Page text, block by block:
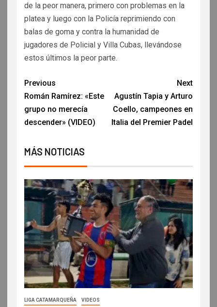
de la peor manera, primero con problemas en la
platea y luego con la Policía reprimiendo con
balas de goma y contra la humanidad de
jugadores de Policial y Villa Cubas, llevándose
estos últimos la peor parte.
Previous
Román Ramírez: «Este
grupo no merecía
descender» (VIDEO)
Next
Agustín Tapia y Arturo
Coello, campeones en
Italia del Premier Padel
MÁS NOTICIAS
LIGA CATAMARQUEÑA VIDEOS